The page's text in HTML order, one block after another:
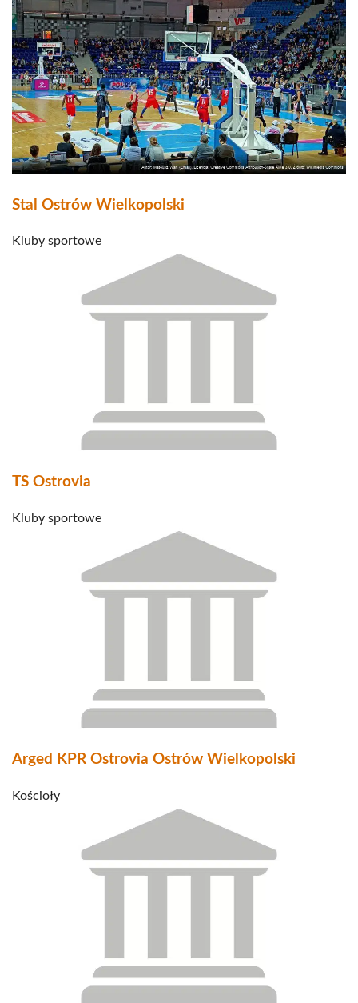
Stal Ostrów Wielkopolski
Kluby sportowe
TS Ostrovia
Kluby sportowe
Arged KPR Ostrovia Ostrów Wielkopolski
Kościoły